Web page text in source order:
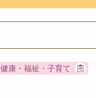
健康・福祉・子育て